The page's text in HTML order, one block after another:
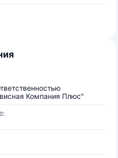
Компания Плюс"